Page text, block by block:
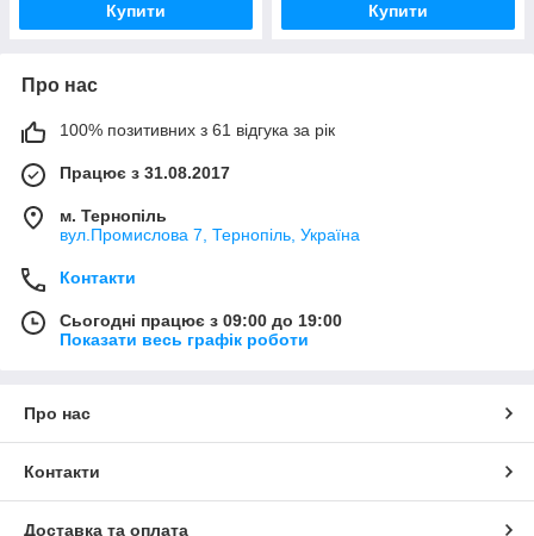
Купити Купити
Про нас
100% позитивних з 61 відгука за рік
Працює з 31.08.2017
м. Тернопіль
вул.Промислова 7, Тернопіль, Україна
Контакти
Сьогодні працює з 09:00 до 19:00
Показати весь графік роботи
Про нас
Контакти
Доставка та оплата